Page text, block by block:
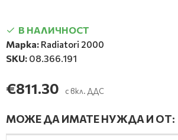
В НАЛИЧНОСТ
Марка: Radiatori 2000
SKU: 08.366.191
€811.30 с вкл. ДДС
МОЖЕ ДА ИМАТЕ НУЖДА И ОТ: